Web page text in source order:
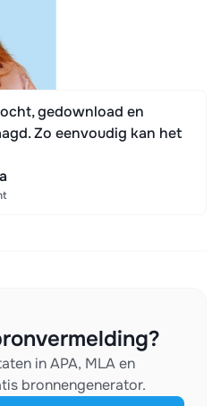
gedownload en
Zo eenvoudig kan het
in APA, MLA en
bronnengenerator.